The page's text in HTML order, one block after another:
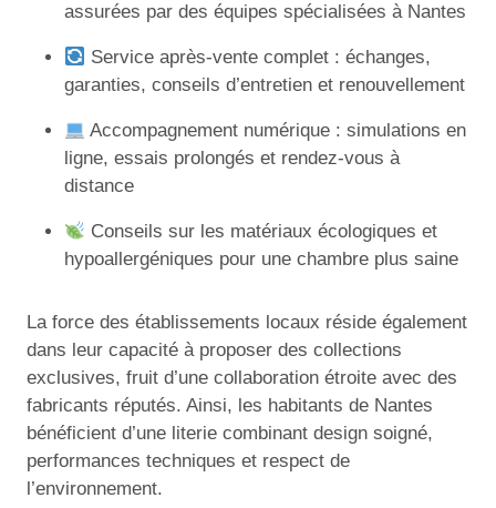
assurées par des équipes spécialisées à Nantes
Service après-vente complet : échanges,
garanties, conseils d’entretien et renouvellement
Accompagnement numérique : simulations en
ligne, essais prolongés et rendez-vous à
distance
Conseils sur les matériaux écologiques et
hypoallergéniques pour une chambre plus saine
La force des établissements locaux réside également
dans leur capacité à proposer des collections
exclusives, fruit d’une collaboration étroite avec des
fabricants réputés. Ainsi, les habitants de Nantes
bénéficient d’une literie combinant design soigné,
performances techniques et respect de
l’environnement.